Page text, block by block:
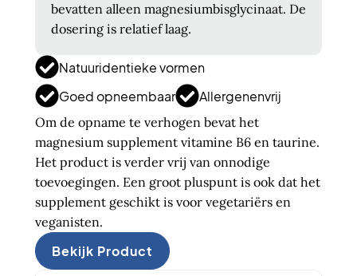
bevatten alleen magnesiumbisglycinaat. De
dosering is relatief laag.
Natuuridentieke vormen
Goed opneembaar
Allergenenvrij
Om de opname te verhogen bevat het
magnesium supplement vitamine B6 en taurine.
Het product is verder vrij van onnodige
toevoegingen. Een groot pluspunt is ook dat het
supplement geschikt is voor vegetariërs en
veganisten.
Bekijk Product